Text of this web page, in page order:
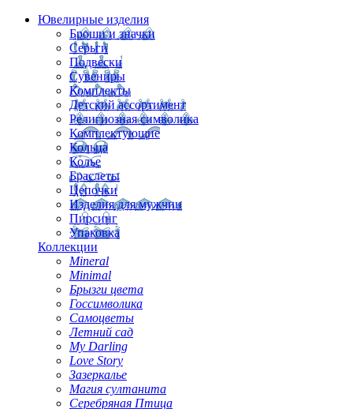
Ювелирные изделия
Броши и значки
Серьги
Подвески
Сувениры
Комплекты
Детский ассортимент
Религиозная символика
Комплектующие
Кольца
Колье
Браслеты
Цепочки
Изделия для мужчин
Пирсинг
Упаковка
Коллекции
Mineral
Minimal
Брызги цвета
Госсимволика
Самоцветы
Летний сад
My Darling
Love Story
Зазеркалье
Магия султанита
Серебряная Птица